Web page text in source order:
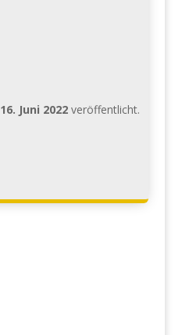
16. Juni 2022veröffentlicht.